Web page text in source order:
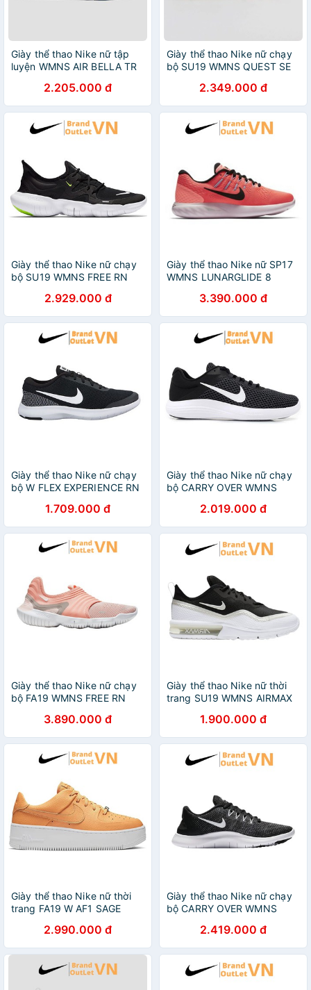
Giày thể thao Nike nữ tập
luyện WMNS AIR BELLA TR
2.205.000 đ
Giày thể thao Nike nữ chạy
bộ SU19 WMNS QUEST SE
2.349.000 đ
Giày thể thao Nike nữ chạy
bộ SU19 WMNS FREE RN
2.929.000 đ
Giày thể thao Nike nữ SP17
WMNS LUNARGLIDE 8
3.390.000 đ
Giày thể thao Nike nữ chạy
bộ W FLEX EXPERIENCE RN
1.709.000 đ
Giày thể thao Nike nữ chạy
bộ CARRY OVER WMNS
908997-0012.019.000 đ
Giày thể thao Nike nữ chạy
bộ FA19 WMNS FREE RN
AQ5708-6003.890.000 đ
Giày thể thao Nike nữ thời
trang SU19 WMNS AIRMAX
BQ8825-0011.900.000 đ
Giày thể thao Nike nữ thời
trang FA19 W AF1 SAGE
AR5339-8002.990.000 đ
Giày thể thao Nike nữ chạy
bộ CARRY OVER WMNS
AA7408-0012.419.000 đ